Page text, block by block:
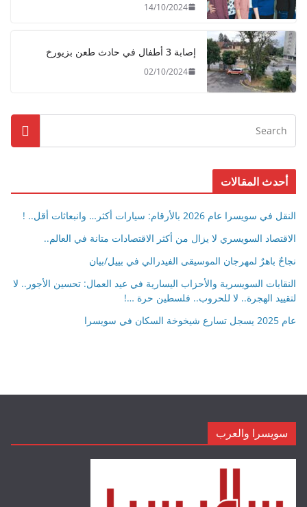
14/10/2024
إصابة 3 أطفال في حادث طعن بزيورخ
02/10/2024
أحدث المقالات
النقل في سويسرا عام 2026 بالأرقام: سيارات أكثر… وانبعاثات أقل.. !
الاقتصاد السويسري لا يزال من أكثر الاقتصادات متانة في العالم..
نجاحٌ باهرٌ لمهرجان الموسيقى الفيدرالي في بييل/بيان
النقابات السويسرية والأحزاب اليسارية في عيد العمال: تحسين الأجور.. لا
لتقييد الهجرة.. لا للحروب.. فلسطين حرة …!
عام 2025 يسجل تسارع شيخوخة السكان في سويسرا
سويسرا والعرب